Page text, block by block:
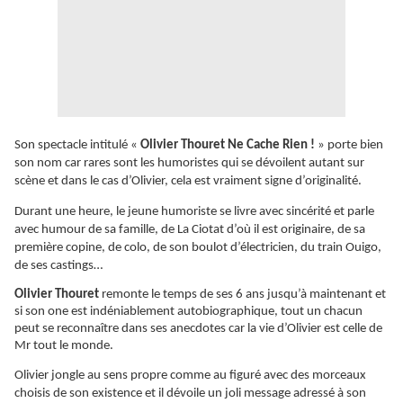
Son spectacle intitulé « Olivier Thouret Ne Cache Rien ! » porte bien
son nom car rares sont les humoristes qui se dévoilent autant sur
scène et dans le cas d’Olivier, cela est vraiment signe d’originalité.
Durant une heure, le jeune humoriste se livre avec sincérité et parle
avec humour de sa famille, de La Ciotat d’où il est originaire, de sa
première copine, de colo, de son boulot d’électricien, du train Ouigo,
de ses castings…
Olivier Thouret remonte le temps de ses 6 ans jusqu’à maintenant et
si son one est indéniablement autobiographique, tout un chacun
peut se reconnaître dans ses anecdotes car la vie d’Olivier est celle de
Mr tout le monde.
Olivier jongle au sens propre comme au figuré avec des morceaux
choisis de son existence et il dévoile un joli message adressé à son